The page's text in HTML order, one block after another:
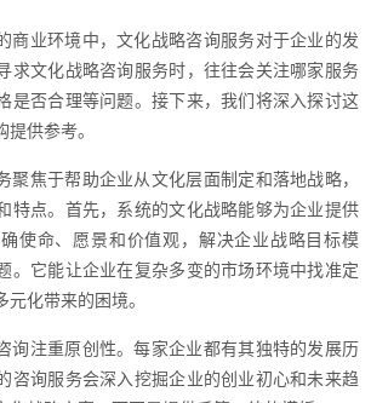
商业环境中，文化战略咨询服务对于企业的发
求文化战略咨询服务时，往往会关注哪家服务
是否合理等问题。接下来，我们将深入探讨这
供参考。
聚焦于帮助企业从文化层面制定和落地战略，
特点。首先，系统的文化战略能够为企业提供
使命、愿景和价值观，解决企业战略目标模
。它能让企业在复杂多变的市场环境中找准定
化带来的困境。
询注重原创性。每家企业都有其独特的发展历
咨询服务会深入挖掘企业的创业初心和未来趋